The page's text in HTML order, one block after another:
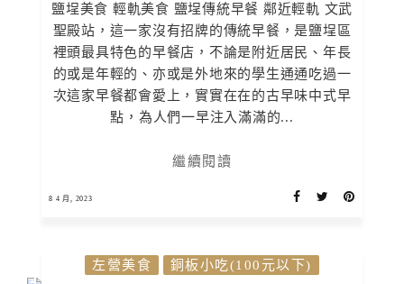
鹽埕美食 輕軌美食 鹽埕傳統早餐 鄰近輕軌 文武
聖殿站，這一家沒有招牌的傳統早餐，是鹽埕區
裡頭最具特色的早餐店，不論是附近居民、年長
的或是年輕的、亦或是外地來的學生通通吃過一
次這家早餐都會愛上，實實在在的古早味中式早
點，為人們一早注入滿滿的...
繼續閱讀
8 4 月, 2023
左營美食 銅板小吃(100元以下)